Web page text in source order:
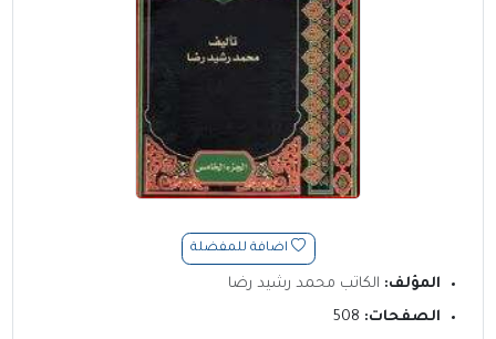
اضافة للمفضلة
المؤلف: الكاتب محمد رشيد رضا
الصفحات: